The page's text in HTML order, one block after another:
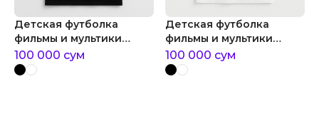
Детская футболка
фильмы и мультики
супер герои marvel
100 000 сум
Детская футболка
фильмы и мультики
масяня: ну вас на фиг
100 000 сум